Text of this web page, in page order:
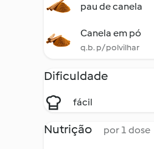
pau de canela
Canela em pó
q.b. p/ polvilhar
Dificuldade
fácil
Nutrição por 1 dose